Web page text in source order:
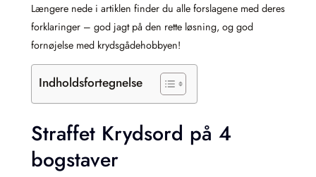
Længere nede i artiklen finder du alle forslagene med deres
forklaringer – god jagt på den rette løsning, og god
fornøjelse med krydsgådehobbyen!
Indholdsfortegnelse
Straffet Krydsord på 4
bogstaver